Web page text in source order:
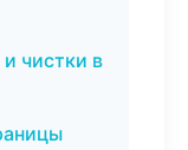
чистки в